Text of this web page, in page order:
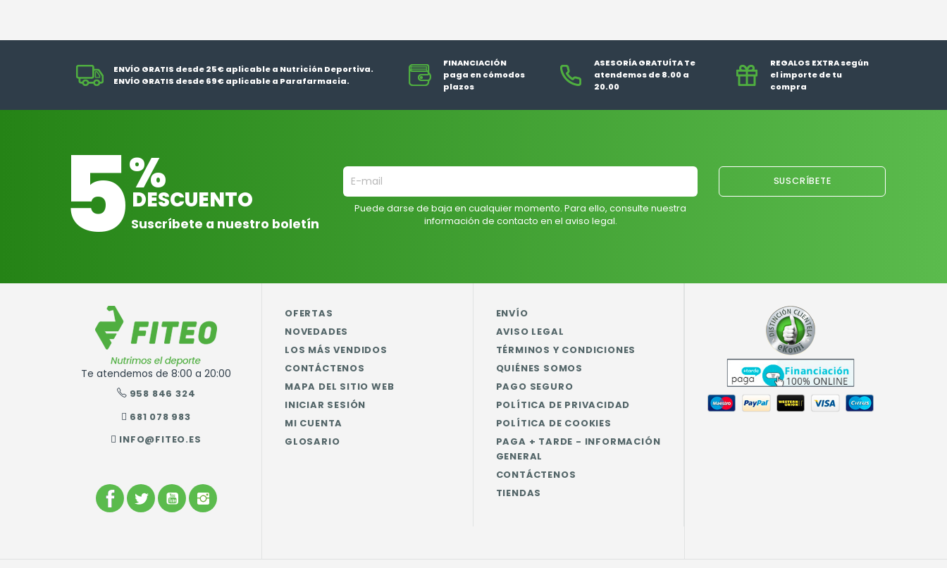
ENVÍO GRATIS desde 25€ aplicable a Nutrición Deportiva.
ENVÍO GRATIS desde 69€ aplicable a Parafarmacia.
FINANCIACIÓN
paga en cómodos
plazos
ASESORÍA GRATUÍTA Te
atendemos de 8.00 a
20.00
REGALOS EXTRA según
el importe de tu
compra
5%
DESCUENTO
Suscríbete a nuestro boletín
Puede darse de baja en cualquier momento. Para ello, consulte nuestra
información de contacto en el aviso legal.
Te atendemos de 8:00 a 20:00
958 846 324
681 078 983
INFO@FITEO.ES
FACEBOOK
TWITTERYOUTUBEINSTAGRAM
OFERTAS
NOVEDADES
LOS MÁS VENDIDOS
CONTÁCTENOS
MAPA DEL SITIO WEB
INICIAR SESIÓN
MI CUENTA
GLOSARIO
ENVÍO
AVISO LEGAL
TÉRMINOS Y CONDICIONES
QUIÉNES SOMOS
PAGO SEGURO
POLÍTICA DE PRIVACIDAD
POLÍTICA DE COOKIES
PAGA + TARDE - INFORMACIÓN
GENERAL
CONTÁCTENOS
TIENDAS